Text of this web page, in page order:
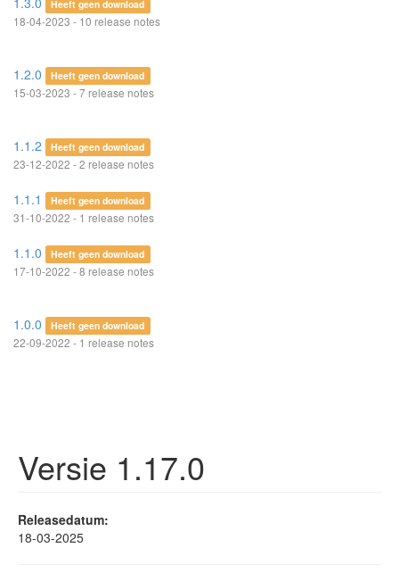
Heeft geen download
18-04-2023 - 10 release notes
1.2.0 Heeft geen download
15-03-2023 - 7 release notes
1.1.2 Heeft geen download
23-12-2022 - 2 release notes
1.1.1 Heeft geen download
31-10-2022 - 1 release notes
1.1.0 Heeft geen download
17-10-2022 - 8 release notes
1.0.0 Heeft geen download
22-09-2022 - 1 release notes
Versie 1.17.0
Releasedatum:
18-03-2025